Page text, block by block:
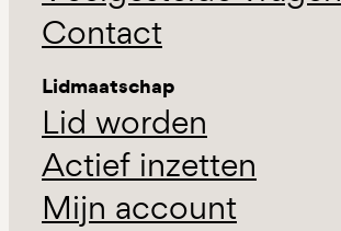
Contact
Lidmaatschap
Lid worden
Actief inzetten
Mijn account